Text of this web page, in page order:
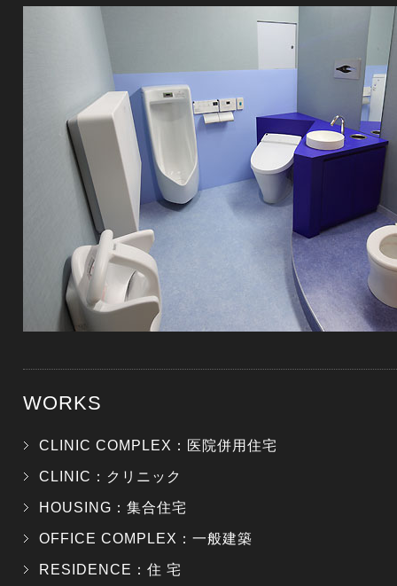
WORKS
CLINIC COMPLEX：医院併用住宅
CLINIC：クリニック
HOUSING：集合住宅
OFFICE COMPLEX：一般建築
RESIDENCE：住 宅